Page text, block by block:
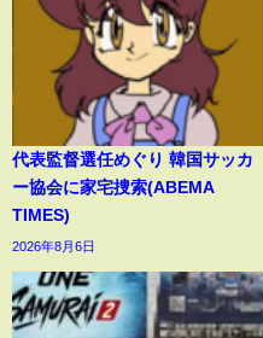
代表監督選任めぐり 韓国サッカ
ー協会に家宅捜索(ABEMA
TIMES)
2026年8月6日